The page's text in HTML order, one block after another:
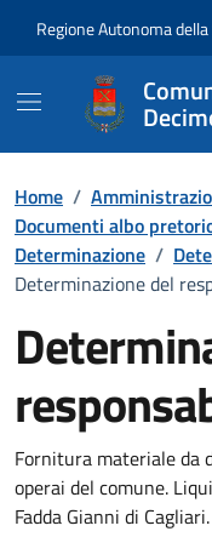
Regione Autonoma
Home /
Documenti albo
Determinazione /
Determinazione del
Dettaglio del
Fornitura materiale da
operai del comune.
Fadda Gianni di Cagliari.